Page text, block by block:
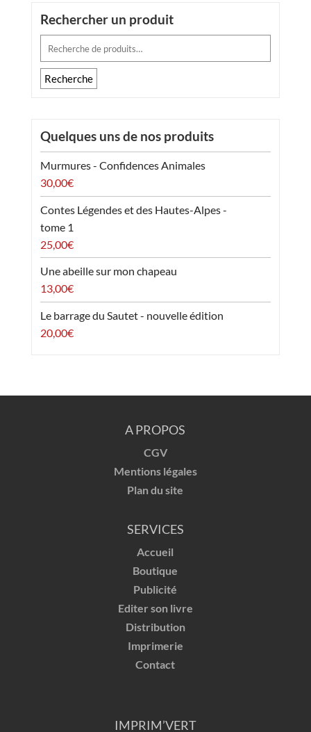
Rechercher un produit
Recherche
pour :
Recherche
Quelques uns de nos produits
Murmures - Confidences Animales
30,00€
Contes Légendes et des Hautes-Alpes -
tome 1
25,00€
Une abeille sur mon chapeau
13,00€
Le barrage du Sautet - nouvelle édition
20,00€
A PROPOS
CGV
Mentions légales
Plan du site
SERVICES
Accueil
Boutique
Publicité
Editer son livre
Distribution
Imprimerie
Contact
IMPRIM’VERT